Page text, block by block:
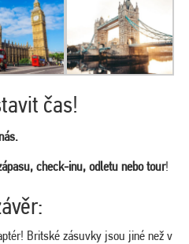
čas!
check-inu, odletu nebo tour!
Britské zásuvky jsou jiné než v